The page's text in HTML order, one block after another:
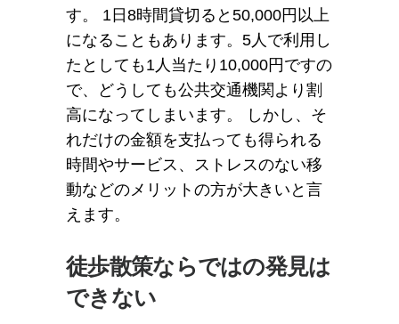
す。 1日8時間貸切ると50,000円以上
になることもあります。5人で利用し
たとしても1人当たり10,000円ですの
で、どうしても公共交通機関より割
高になってしまいます。 しかし、そ
れだけの金額を支払っても得られる
時間やサービス、ストレスのない移
動などのメリットの方が大きいと言
えます。
徒歩散策ならではの発見は
できない